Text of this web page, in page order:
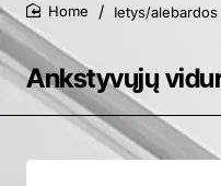
Ankstyvųjų
home
Ietys/alebardos